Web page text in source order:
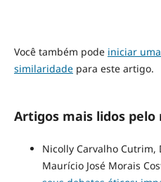
Você também pode iniciar
similaridadepara este artigo.
Artigos mais lidos pelo
Nicolly Carvalho Cutrim,
Maurício José Morais